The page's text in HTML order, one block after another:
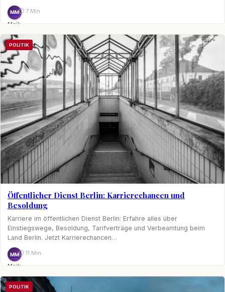
MM
Maik
Möhring
⏱ 7 Min.
POLITIK
Öffentlicher Dienst Berlin: Karrierechancen und
Besoldung
Karriere im öffentlichen Dienst Berlin: Erfahre alles über
Einstiegswege, Besoldung, Tarifverträge und Verbeamtung beim
Land Berlin. Jetzt Karrierechancen…
MM
Maik
Möhring
⏱ 11 Min.
POLITIK